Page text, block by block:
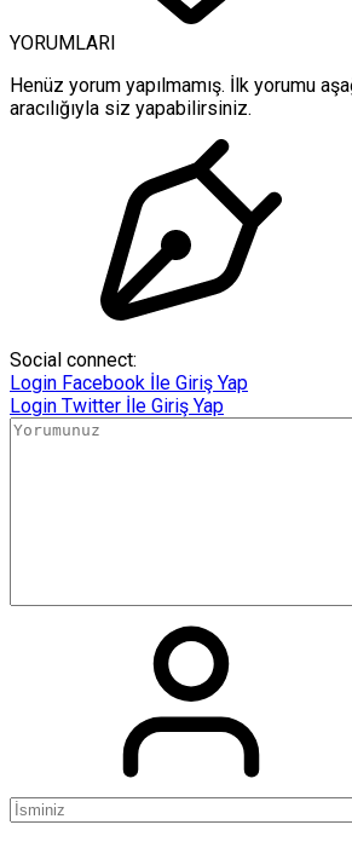
YORUMLARI
Henüz yorum yapılmamış. İlk yorumu
aracılığıyla siz yapabilirsiniz.
Social connect:
Login Facebook İle Giriş Yap
Login Twitter İle Giriş Yap